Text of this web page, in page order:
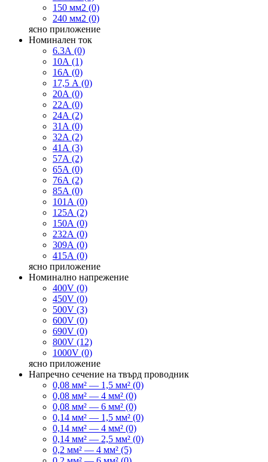
150 мм2 (0)
240 мм2 (0)
ясно приложение
Номинален ток
6.3А (0)
10А (1)
16А (0)
17,5 А (0)
20А (0)
22А (0)
24А (2)
31А (0)
32А (2)
41А (3)
57А (2)
65А (0)
76А (2)
85А (0)
101А (0)
125А (2)
150А (0)
232А (0)
309А (0)
415А (0)
ясно приложение
Номинално напрежение
400V (0)
450V (0)
500V (3)
600V (0)
690V (0)
800V (12)
1000V (0)
ясно приложение
Напречно сечение на твърд проводник
0,08 мм² — 1,5 мм² (0)
0,08 мм² — 4 мм² (0)
0,08 мм² — 6 мм² (0)
0,14 мм² — 1,5 мм² (0)
0,14 мм² — 4 мм² (0)
0,14 мм² — 2,5 мм² (0)
0,2 мм² — 4 мм² (5)